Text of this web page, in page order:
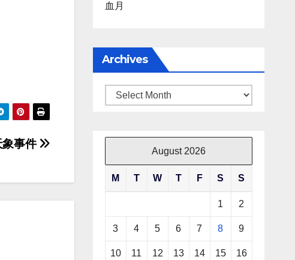
象事件
血月
Archives
Archives
August 2026
M T W T F S S
1 2
3 4 5 6 7 8 9
10 11 12 13 14 15 16